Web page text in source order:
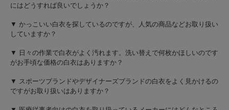
にはどうすれば良いでしょうか？
▼ かっこいい白衣を探しているのですが、人気の商品などお取り扱い
していますか？
▼ 日々の作業で白衣がよく汚れます。洗い替えで何枚かほしいのです
がお手頃な価格の白衣はありますか？
▼ スポーツブランドやデザイナーズブランドの白衣をよく見かけるの
ですがお取り扱いはありますか？